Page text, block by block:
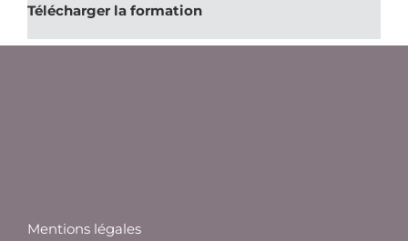
Télécharger la formation
Mentions légales